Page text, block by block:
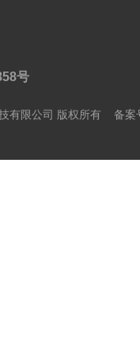
号
有限公司 版权所有 备案